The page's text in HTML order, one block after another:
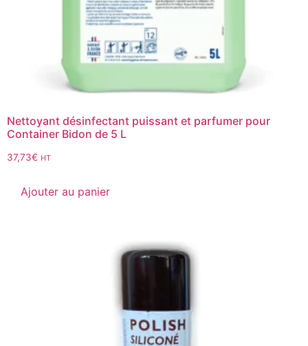
Nettoyant désinfectant puissant et parfumer pour
Container Bidon de 5 L
37,73€ HT
Ajouter au panier